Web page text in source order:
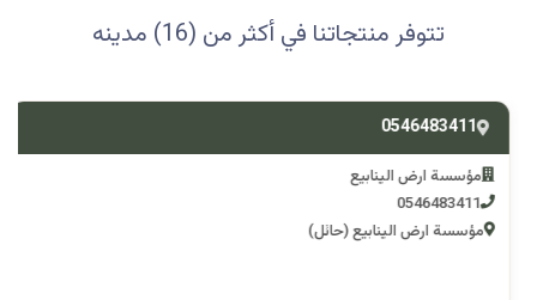
تتوفر منتجاتنا في أكثر من (16) مدينه
0546483411
مؤسسة ارض الينابيع
0546483411
مؤسسة ارض الينابيع (حائل)